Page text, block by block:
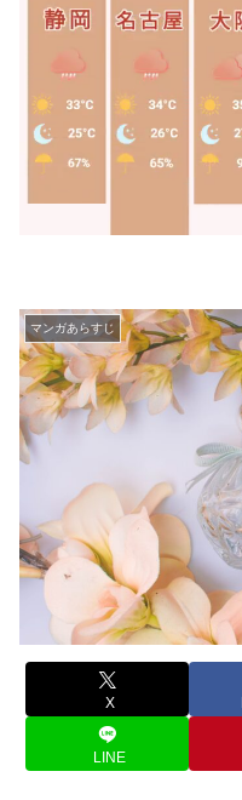
マンガあらすじ
X
LINE